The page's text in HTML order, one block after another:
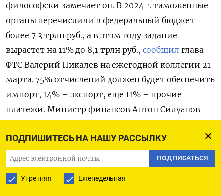
ПОДПИШИТЕСЬ НА НАШУ РАССЫЛКУ
ПОДПИСАТЬСЯ
Утренняя Еженедельная
философски замечает он. В 2024 г. таможенные
органы перечислили в федеральный бюджет
более 7,3 трлн руб., а в этом году задание
вырастет на 11% до 8,1 трлн руб., сообщил глава
ФТС Валерий Пикалев на ежегодной коллегии 21
марта. 75% отчислений должен будет обеспечить
импорт, 14% – экспорт, еще 11% – прочие
платежи. Министр финансов Антон Силуанов
предупредив, что его выполнению будут мешать
сокращение объемов импорта, укрепление курса
рубля и высокая ключевая ставка. При этом он
выразил уверенность в том, что служба